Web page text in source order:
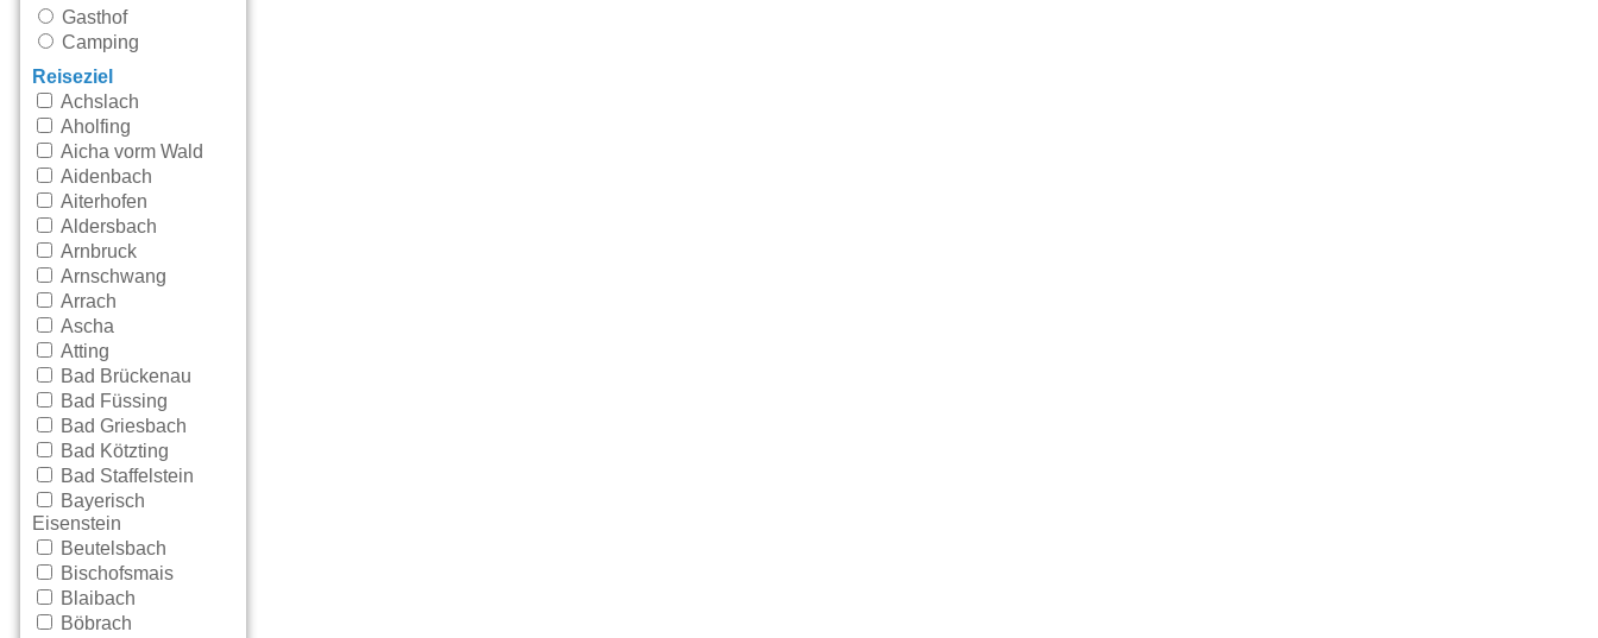
Gasthof
Camping
Reiseziel
Achslach
Aholfing
Aicha vorm Wald
Aidenbach
Aiterhofen
Aldersbach
Arnbruck
Arnschwang
Arrach
Ascha
Atting
Bad Brückenau
Bad Füssing
Bad Griesbach
Bad Kötzting
Bad Staffelstein
Bayerisch
Eisenstein
Beutelsbach
Bischofsmais
Blaibach
Böbrach